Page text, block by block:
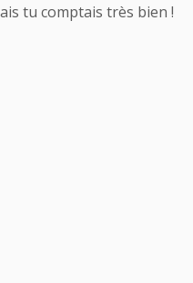
tu comptais très bien !